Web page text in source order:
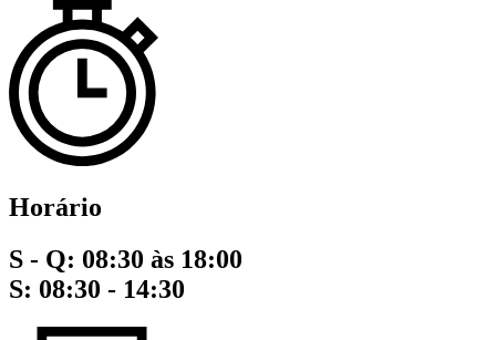
Horário
S - Q: 08:30 às 18:00
S: 08:30 - 14:30